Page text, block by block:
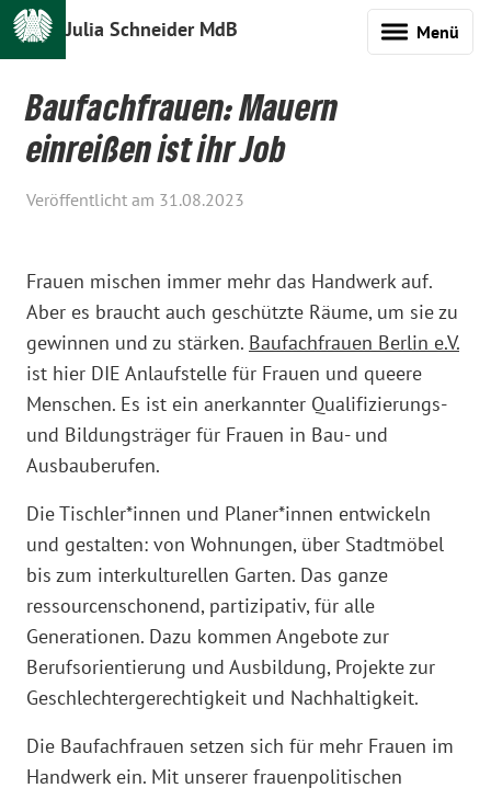
Julia Schneider MdB Menü
Baufachfrauen: Mauern
einreißen ist ihr Job
Veröffentlicht am 31.08.2023
Frauen mischen immer mehr das Handwerk auf.
Aber es braucht auch geschützte Räume, um sie zu
gewinnen und zu stärken. Baufachfrauen Berlin e.V.
ist hier DIE Anlaufstelle für Frauen und queere
Menschen. Es ist ein anerkannter Qualifizierungs-
und Bildungsträger für Frauen in Bau- und
Ausbauberufen.
Die Tischler*innen und Planer*innen entwickeln
und gestalten: von Wohnungen, über Stadtmöbel
bis zum interkulturellen Garten. Das ganze
ressourcenschonend, partizipativ, für alle
Generationen. Dazu kommen Angebote zur
Berufsorientierung und Ausbildung, Projekte zur
Geschlechtergerechtigkeit und Nachhaltigkeit.
Die Baufachfrauen setzen sich für mehr Frauen im
Handwerk ein. Mit unserer frauenpolitischen